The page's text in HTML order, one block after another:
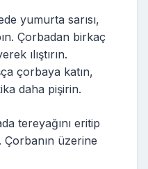
yumurta sarısı,
Çorbadan birkaç
ılıştırın.
çorbaya katın,
daha pişirin.
tereyağını eritip
Çorbanın üzerine